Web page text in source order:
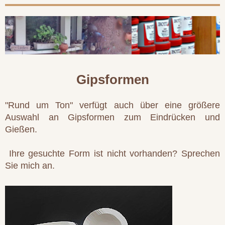
Gipsformen
"Rund um Ton" verfügt auch über eine größere
Auswahl an Gipsformen zum Eindrücken und
Gießen.
Ihre gesuchte Form ist nicht vorhanden? Sprechen
Sie mich an.